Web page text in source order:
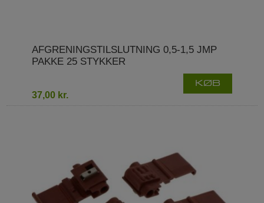
AFGRENINGSTILSLUTNING 0,5-1,5 JMP
PAKKE 25 STYKKER
37,00 kr.
KØB